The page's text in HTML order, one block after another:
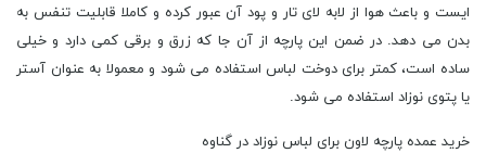
ایست و باعث هوا از لابه لای تار و پود آن عبور کرده و کاملا قابلیت تنفس به
بدن می دهد. در ضمن این پارچه از آن جا که زرق و برقی کمی دارد و خیلی
ساده است، کمتر برای دوخت لباس استفاده می شود و معمولا به عنوان آستر
یا پتوی نوزاد استفاده می شود.
خرید عمده پارچه لاون برای لباس نوزاد در گناوه